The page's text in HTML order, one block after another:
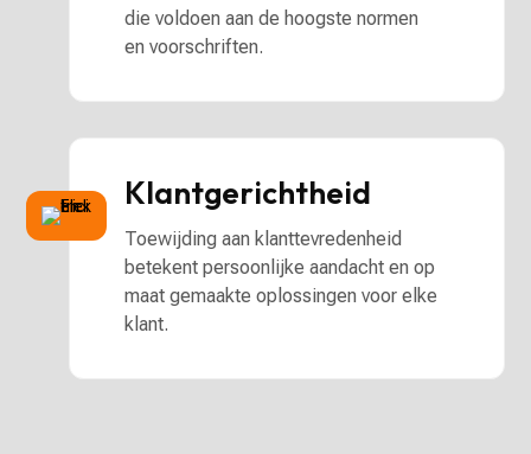
die voldoen aan de hoogste normen
en voorschriften.
Klantgerichtheid
Toewijding aan klanttevredenheid
betekent persoonlijke aandacht en op
maat gemaakte oplossingen voor elke
klant.